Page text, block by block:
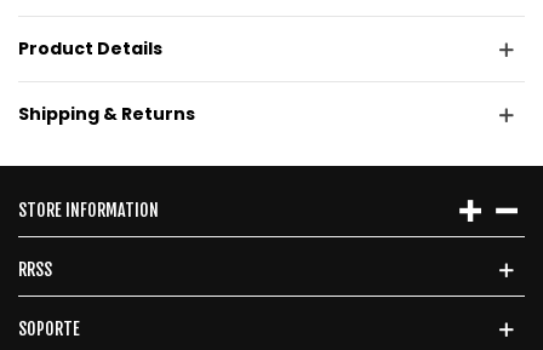
Product Details
Shipping & Returns
STORE INFORMATION
RRSS
SOPORTE